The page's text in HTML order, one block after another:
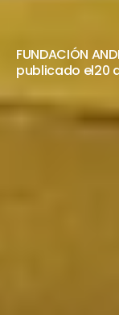
23 DE
FUNDACIÓN
publicado el20